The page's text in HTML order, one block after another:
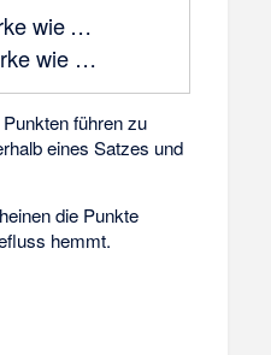
wie …
wie …
führen zu
eines Satzes und
die Punkte
hemmt.